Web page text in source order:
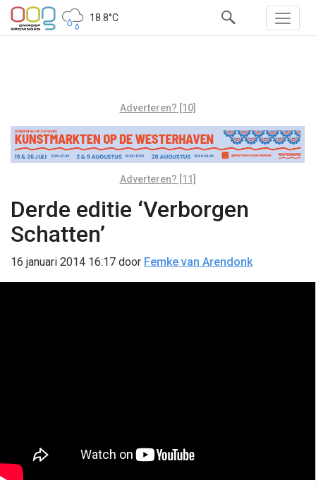
18.8°C
Adverteren? [10]
Adverteren? [11]
Derde editie ‘Verborgen
Schatten’
16 januari 2014 16:17 door Femke van Arendonk